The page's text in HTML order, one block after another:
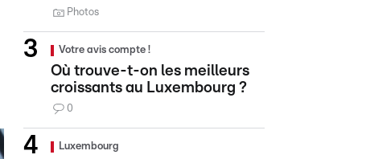
Photos
Votre avis compte !
Où trouve-t-on les meilleurs
croissants au Luxembourg ?
0
Luxembourg